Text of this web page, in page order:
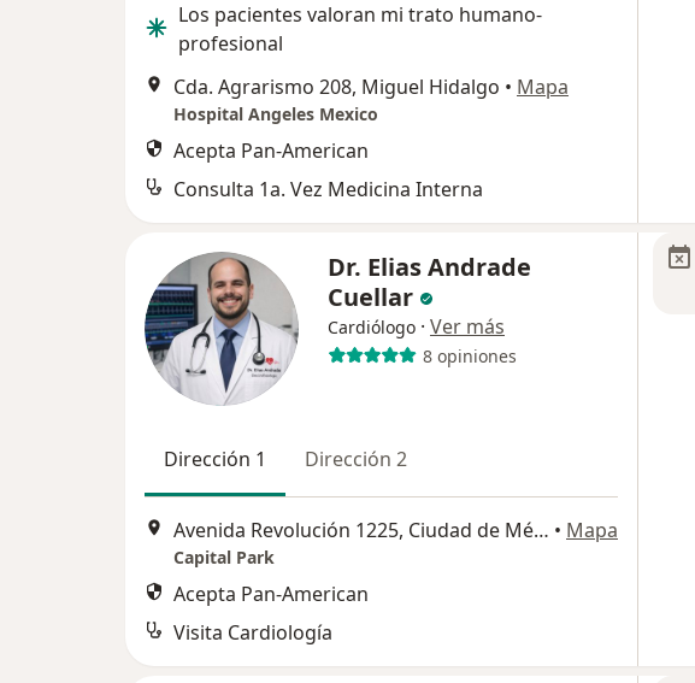
Los pacientes valoran mi trato humano-
profesional
Cda. Agrarismo 208, Miguel Hidalgo • Mapa
Hospital Angeles Mexico
Acepta Pan-American
Consulta 1a. Vez Medicina Interna
Dr. Elias Andrade
Cuellar
Cardiólogo · Ver más
8 opiniones
Dirección 1 Dirección 2
Avenida Revolución 1225, Ciudad de México • Mapa
Capital Park
Acepta Pan-American
Visita Cardiología